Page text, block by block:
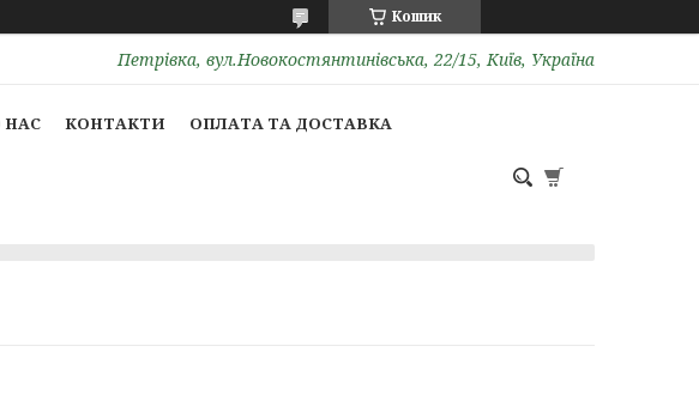
Кошик
Петрівка, вул.Новокостянтинівська, 22/15, Київ, Україна
НАС КОНТАКТИ ОПЛАТА ТА ДОСТАВКА